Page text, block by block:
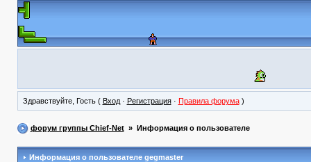
Здравствуйте, Гость ( Вход· Регистрация· Правила форума)
форум группы Chief-Net» Информация о пользователе
Информация о пользователе gegmaster